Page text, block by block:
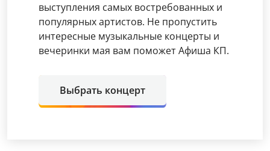
выступления самых востребованных и
популярных артистов. Не пропустить
интересные музыкальные концерты и
вечеринки мая вам поможет Афиша КП.
Выбрать концерт